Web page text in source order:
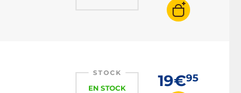
STOCK
EN STOCK 19€95